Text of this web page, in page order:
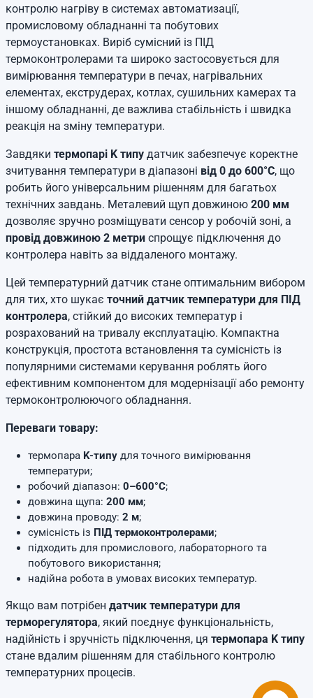
контролю нагріву в системах автоматизації,
промисловому обладнанні та побутових
термоустановках. Виріб сумісний із ПІД
термоконтролерами та широко застосовується для
вимірювання температури в печах, нагрівальних
елементах, екструдерах, котлах, сушильних камерах та
іншому обладнанні, де важлива стабільність і швидка
реакція на зміну температури.
Завдяки термопарі K типу датчик забезпечує коректне
зчитування температури в діапазоні від 0 до 600°C, що
робить його універсальним рішенням для багатьох
технічних завдань. Металевий щуп довжиною 200 мм
дозволяє зручно розміщувати сенсор у робочій зоні, а
провід довжиною 2 метри спрощує підключення до
контролера навіть за віддаленого монтажу.
Цей температурний датчик стане оптимальним вибором
для тих, хто шукає точний датчик температури для ПІД
контролера, стійкий до високих температур і
розрахований на тривалу експлуатацію. Компактна
конструкція, простота встановлення та сумісність із
популярними системами керування роблять його
ефективним компонентом для модернізації або ремонту
термоконтролюючого обладнання.
Переваги товару:
термопара K-типу для точного вимірювання
температури;
робочий діапазон: 0–600°C;
довжина щупа: 200 мм;
довжина проводу: 2 м;
сумісність із ПІД термоконтролерами;
підходить для промислового, лабораторного та
побутового використання;
надійна робота в умовах високих температур.
Якщо вам потрібен датчик температури для
терморегулятора, який поєднує функціональність,
надійність і зручність підключення, ця термопара K типу
стане вдалим рішенням для стабільного контролю
температурних процесів.